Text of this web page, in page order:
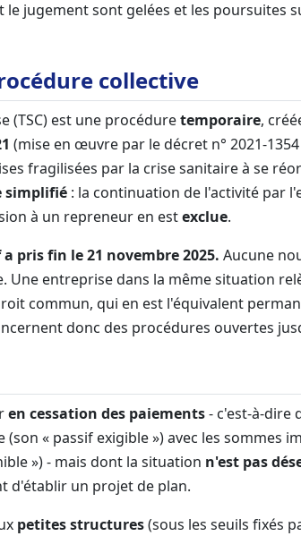
le jugement sont gelées et les poursuites
collective
(TSC) est une procéduretemporaire,
(mise en œuvre par le décret n° 2021-
fragilisées par la crise sanitaire à se
simplifié : la continuation de l'activité par
à un repreneur en estexclue.
pris fin le 21 novembre 2025. Aucune
Une entreprise dans la même situation
commun, qui en est l'équivalent
donc des procédures ouvertes
en cessation des paiements- c'est-à-dire
(son « passif exigible ») avec les sommes
») - mais dont la situation n'est pas
d'établir un projet de plan.
petites structures(sous les seuils fixés